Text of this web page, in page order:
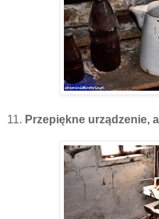
11. Przepiękne urządzenie,